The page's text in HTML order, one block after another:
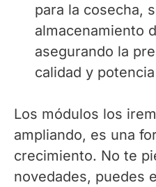
para la cosecha,
almacenamiento
asegurando la
calidad y
Los módulos los
ampliando, es una
crecimiento. No te
novedades, puedes